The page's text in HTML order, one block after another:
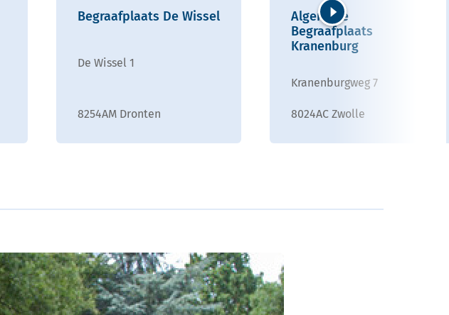
Begraafplaats De Wissel
De Wissel 1
8254AM Dronten
Algemene
Begraafplaats
Kranenburg
Kranenburgweg 7
8024AC Zwolle
Volgende